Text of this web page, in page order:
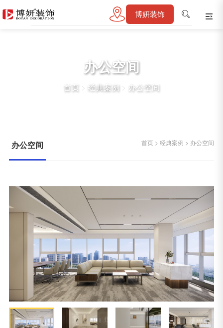
博妍装饰
办公空间
首页 > 经典案例> 办公空间
办公空间 首页 >经典案例 > 办公空间